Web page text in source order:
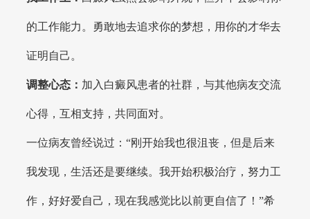
的工作能力。勇敢地去追求你的梦想，用你的才华去
证明自己。
调整心态： 加入白癜风患者的社群，与其他病友交流
心得，互相支持，共同面对。
一位病友曾经说过：“刚开始我也很沮丧，但是后来
我发现，生活还是要继续。我开始积极治疗，努力工
作，好好爱自己，现在我感觉比以前更自信了！”希